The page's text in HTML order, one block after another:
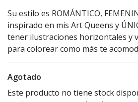
Su estilo es ROMÁNTICO,
inspirado en mis Art Queens y
tener ilustraciones horizontales y
para colorear como más te
Agotado
Este producto no tiene stock